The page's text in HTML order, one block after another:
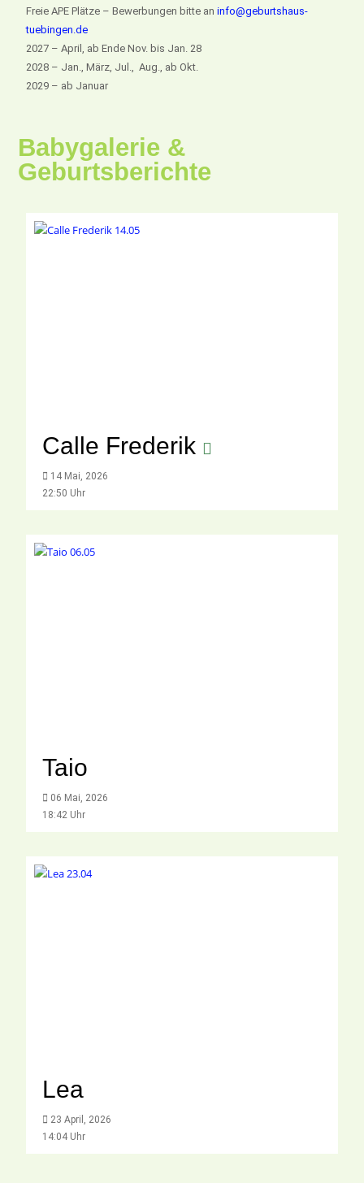
Freie APE Plätze – Bewerbungen bitte aninfo@geburtshaus-
tuebingen.de
2027 – April, ab Ende Nov. bis Jan. 28
2028 – Jan., März, Jul., Aug., ab Okt.
2029 – ab Januar
Babygalerie &
Geburtsberichte
Calle Frederik
14 Mai, 2026
22:50 Uhr
Taio
06 Mai, 2026
18:42 Uhr
Lea
23 April, 2026
14:04 Uhr